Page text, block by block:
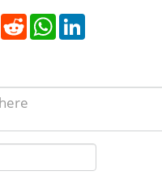
PinterestRedditWhatsApp